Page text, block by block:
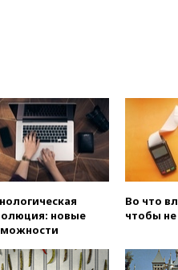
новые
Во что
чтобы не